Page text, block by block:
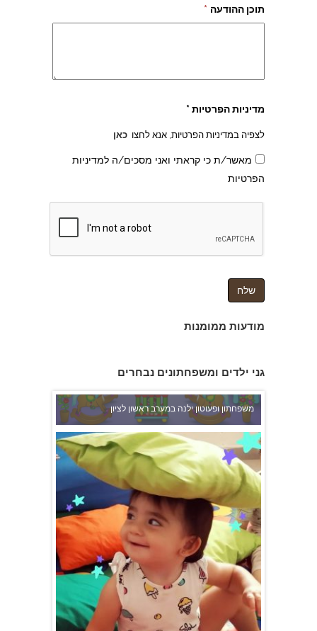
תוכן ההודעה *
מדיניות הפרטיות *
לצפיה במדיניות הפרטיות, אנא לחצו כאן
מאשר/ת כי קראתי ואני מסכים/ה למדיניות
הפרטיות
מודעות ממומנות
גני ילדים ומשפחתונים נבחרים
משפחתון ופעוטון ילנה במערב ראשון לציון